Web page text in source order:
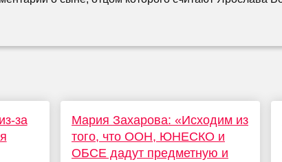
за
Мария Захарова: «Исходим из
того, что ООН, ЮНЕСКО и
ОБСЕ дадут предметную и